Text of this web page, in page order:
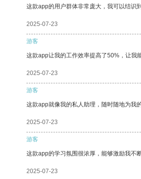
这款app的用户群体非常庞大，我可以结识
2025-07-23
游客
这款app让我的工作效率提高了50%，让我
2025-07-23
游客
这款app就像我的私人助理，随时随地为我
2025-07-23
游客
这款app的学习氛围很浓厚，能够激励我不
2025-07-23